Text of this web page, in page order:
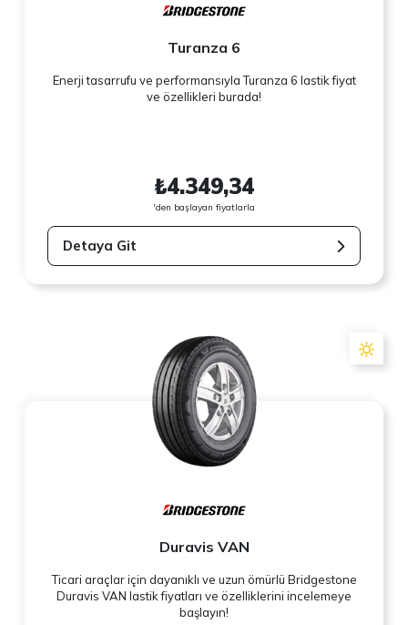
Turanza 6
Enerji tasarrufu ve performansıyla Turanza 6 lastik fiyat
ve özellikleri burada!
₺4.349,34
'den başlayan fiyatlarla
Detaya Git
Duravis VAN
Ticari araçlar için dayanıklı ve uzun ömürlü Bridgestone
Duravis VAN lastik fiyatları ve özelliklerini incelemeye
başlayın!